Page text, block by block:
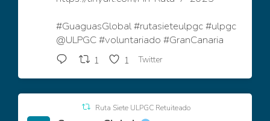
#GuaguasGlobal#rutasieteulpgc#ulpgc
@ULPGC#voluntariado #GranCanaria
1 1 Twitter
Ruta Siete ULPGC Retuiteado